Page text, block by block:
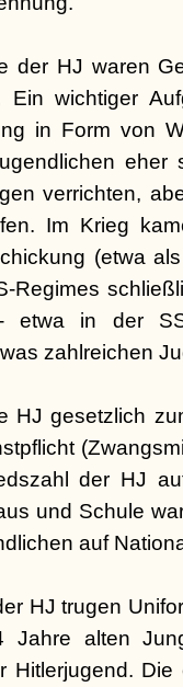
der HJ waren
Ein wichtiger
in Form von
eher
verrichten,
Im Krieg
(etwa
Regimes
etwa in der
zahlreichen
HJ gesetzlich
der HJ
und Schule
auf
HJ trugen
Jahre alten
Hitlerjugend.